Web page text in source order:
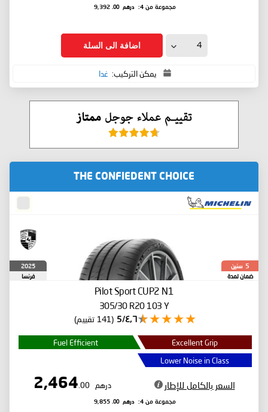
مجموعة من 4: درهم 9,392
.00
اضافة الى السلة
يمكن التركيب: غدا
THE CONFIEDENT CHOICE
5 سنين
ضمان لمدة
2025
فرنسا
Pilot Sport CUP2 N1
305/30 R20 103 Y
٤٫٦/5 (141 تقييم)
Excellent Grip
Fuel Efficient
Lower Noise in Class
السعر بالكامل للإطار درهم 2,464
.00
مجموعة من 4: درهم 9,855
.00